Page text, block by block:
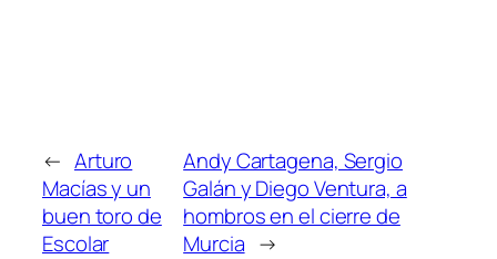
← Arturo
Macías y un
buen toro de
Escolar
Andy Cartagena, Sergio
Galán y Diego Ventura, a
hombros en el cierre de
Murcia →